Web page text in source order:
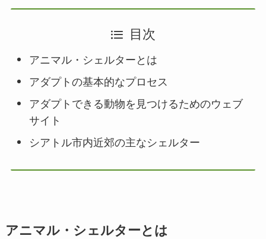
目次
アニマル・シェルターとは
アダプトの基本的なプロセス
アダプトできる動物を見つけるためのウェブ
サイト
シアトル市内近郊の主なシェルター
アニマル・シェルターとは